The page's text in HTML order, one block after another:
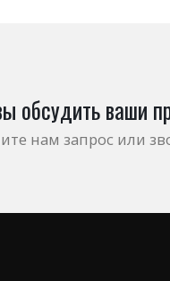
обсудить ваши
нам запрос или